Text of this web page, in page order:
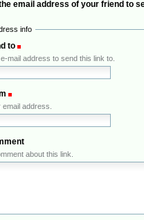
email address of your friend to
info
to
mail address to send this link to.
email address.
about this link.